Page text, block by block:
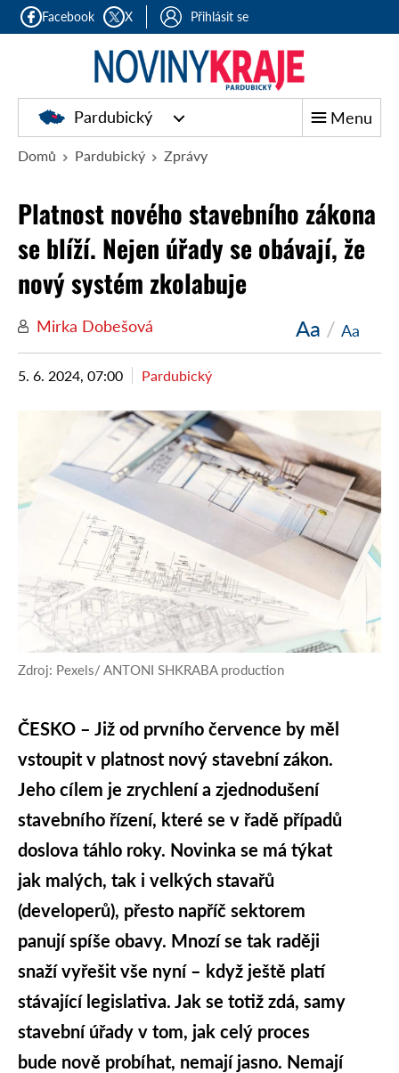
Facebook X Přihlásit se
Pardubický Menu
Domů Pardubický Zprávy
Platnost nového stavebního zákona
se blíží. Nejen úřady se obávají, že
nový systém zkolabuje
Mirka Dobešová Aa / Aa
5. 6. 2024, 07:00 Pardubický
Zdroj: Pexels/ ANTONI SHKRABA production
ČESKO – Již od prvního července by měl
vstoupit v platnost nový stavební zákon.
Jeho cílem je zrychlení a zjednodušení
stavebního řízení, které se v řadě případů
doslova táhlo roky. Novinka se má týkat
jak malých, tak i velkých stavařů
(developerů), přesto napříč sektorem
panují spíše obavy. Mnozí se tak raději
snaží vyřešit vše nyní – když ještě platí
stávající legislativa. Jak se totiž zdá, samy
stavební úřady v tom, jak celý proces
bude nově probíhat, nemají jasno. Nemají